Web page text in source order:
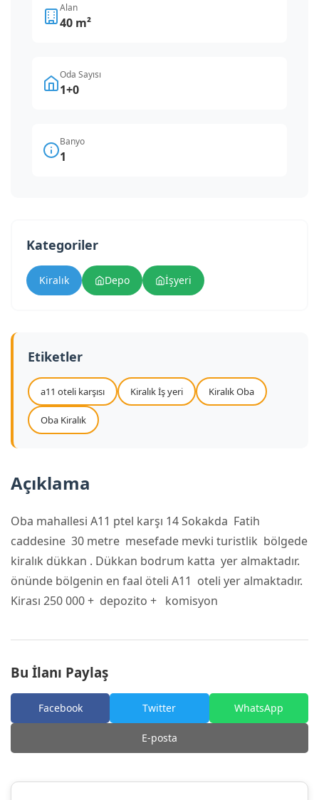
Alan
40 m²
Oda Sayısı
1+0
Banyo
1
Kategoriler
Kiralık Depo İşyeri
Etiketler
a11 oteli karşısı Kiralık İş yeri Kiralık Oba
Oba Kiralık
Açıklama
Oba mahallesi A11 ptel karşı 14 Sokakda Fatih
caddesine 30 metre mesefade mevki turistlik bölgede
kiralık dükkan . Dükkan bodrum katta yer almaktadır.
önünde bölgenin en faal öteli A11 oteli yer almaktadır.
Kirası 250 000 + depozito + komisyon
Bu İlanı Paylaş
Facebook Twitter WhatsApp
E-posta